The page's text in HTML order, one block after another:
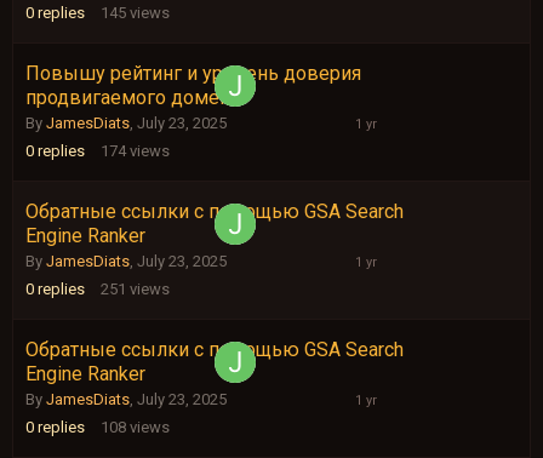
0 replies 145 views
Повышу рейтинг и уровень доверия
продвигаемого домена
By JamesDiats, July 23, 2025
0 replies 174 views
July
Обратные ссылки с помощью GSA Search
Engine Ranker
By JamesDiats, July 23, 2025
0 replies 251 views
July
Обратные ссылки с помощью GSA Search
Engine Ranker
By JamesDiats, July 23, 2025
0 replies 108 views
July